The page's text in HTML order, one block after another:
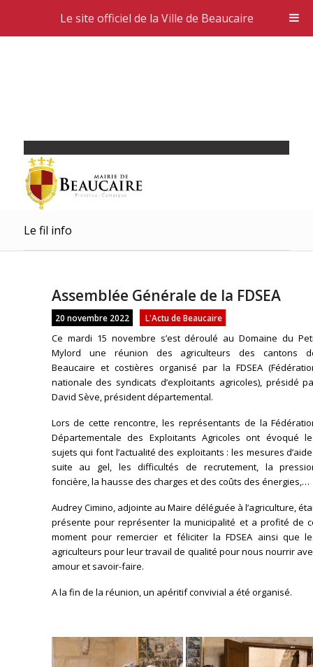
Le fil info
Assemblée Générale de la FDSEA
20 novembre 2022 L'Actu de Beaucaire
Ce mardi 15 novembre s’est déroulé au Domaine du
Mylord une réunion des agriculteurs des cantons
Beaucaire et costières organisé par la FDSEA
nationale des syndicats d’exploitants agricoles), présidé
David Sève, président départemental.
Lors de cette rencontre, les représentants de la
Départementale des Exploitants Agricoles ont évoqué
sujets qui font l’actualité des exploitants : les mesures
suite au gel, les difficultés de recrutement, la
foncière, la hausse des charges et des coûts des énergies,…
Audrey Cimino, adjointe au Maire déléguée à l’agriculture,
présente pour représenter la municipalité et a profité de
moment pour remercier et féliciter la FDSEA ainsi que
agriculteurs pour leur travail de qualité pour nous nourrir
amour et savoir-faire.
A la fin de la réunion, un apéritif convivial a été organisé.
Le site officiel de la Ville de Beaucaire